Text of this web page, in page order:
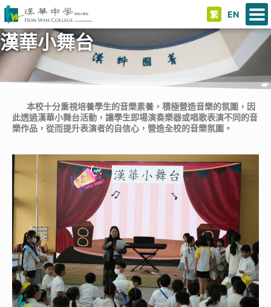
繁 EN
漢華小舞台
本校十分重視培養學生的音樂素養，積極營造音樂的氛圍，因
此透過漢華小舞台活動，讓學生即場演奏樂器或唱歌表演不同的音
樂作品，從而提升表演者的自信心，營造全校的音樂氛圍。